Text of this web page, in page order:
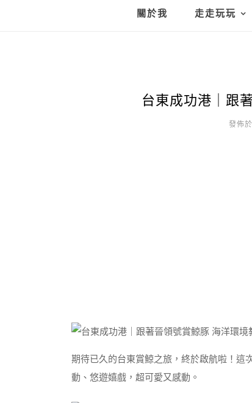
關於我 走走玩玩
台東成功港｜跟
發佈
期待已久的台東賞鯨之旅，終於啟航啦！這
動、悠遊嬉戲，超可愛又感動。